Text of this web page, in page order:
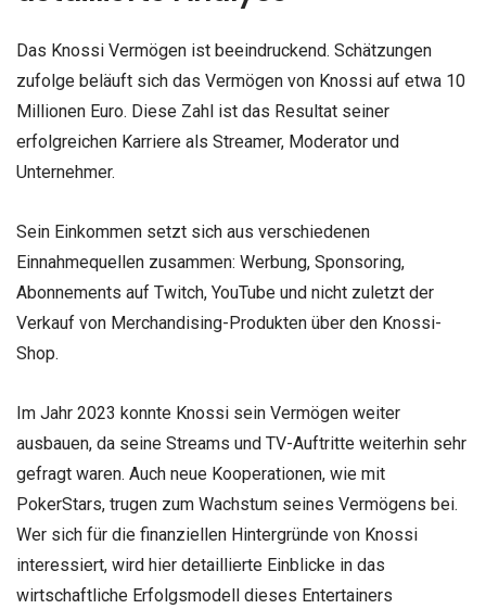
Das Knossi Vermögen ist beeindruckend. Schätzungen
zufolge beläuft sich das Vermögen von Knossi auf etwa 10
Millionen Euro. Diese Zahl ist das Resultat seiner
erfolgreichen Karriere als Streamer, Moderator und
Unternehmer.
Sein Einkommen setzt sich aus verschiedenen
Einnahmequellen zusammen: Werbung, Sponsoring,
Abonnements auf Twitch, YouTube und nicht zuletzt der
Verkauf von Merchandising-Produkten über den Knossi-
Shop.
Im Jahr 2023 konnte Knossi sein Vermögen weiter
ausbauen, da seine Streams und TV-Auftritte weiterhin sehr
gefragt waren. Auch neue Kooperationen, wie mit
PokerStars, trugen zum Wachstum seines Vermögens bei.
Wer sich für die finanziellen Hintergründe von Knossi
interessiert, wird hier detaillierte Einblicke in das
wirtschaftliche Erfolgsmodell dieses Entertainers